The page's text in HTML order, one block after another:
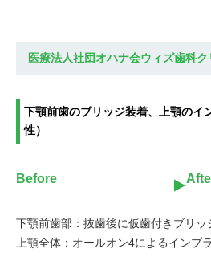
医療法人社団オハナ会ウィズ歯科ク
下顎前歯のブリッジ装着、上顎のイ
性）
Before
下顎前歯部：抜歯後に仮歯付きブリッ
上顎全体：オールオン4によるインプ